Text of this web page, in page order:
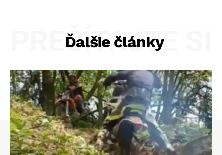
Ďalšie články
PREČÍTAJTE SI